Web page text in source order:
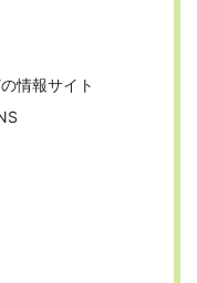
情報サイト